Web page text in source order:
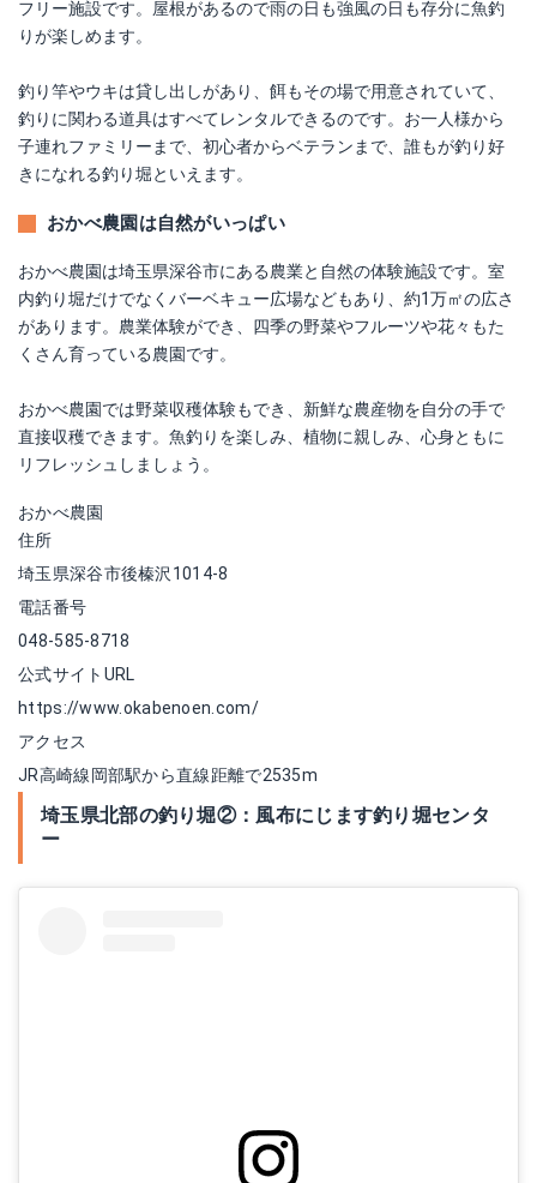
フリー施設です。屋根があるので雨の日も強風の日も存分に魚釣
りが楽しめます。
釣り竿やウキは貸し出しがあり、餌もその場で用意されていて、
釣りに関わる道具はすべてレンタルできるのです。お一人様から
子連れファミリーまで、初心者からベテランまで、誰もが釣り好
きになれる釣り堀といえます。
おかべ農園は自然がいっぱい
おかべ農園は埼玉県深谷市にある農業と自然の体験施設です。室
内釣り堀だけでなくバーベキュー広場などもあり、約1万㎡の広さ
があります。農業体験ができ、四季の野菜やフルーツや花々もた
くさん育っている農園です。
おかべ農園では野菜収穫体験もでき、新鮮な農産物を自分の手で
直接収穫できます。魚釣りを楽しみ、植物に親しみ、心身ともに
リフレッシュしましょう。
おかべ農園
住所
埼玉県深谷市後榛沢1014-8
電話番号
048-585-8718
公式サイトURL
https://www.okabenoen.com/
アクセス
JR高崎線岡部駅から直線距離で2535m
埼玉県北部の釣り堀②：風布にじます釣り堀センタ
ー